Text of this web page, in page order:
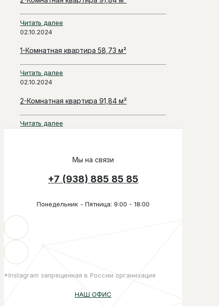
Читать далее
02.10.2024
1-Комнатная квартира 58,73 м²
Читать далее
02.10.2024
2-Комнатная квартира 91,84 м²
Читать далее
Мы на связи
+7 (938) 885 85 85
Понедельник - Пятница: 9:00 - 18:00
*Instagram запрещенная в России организация
НАШ ОФИС